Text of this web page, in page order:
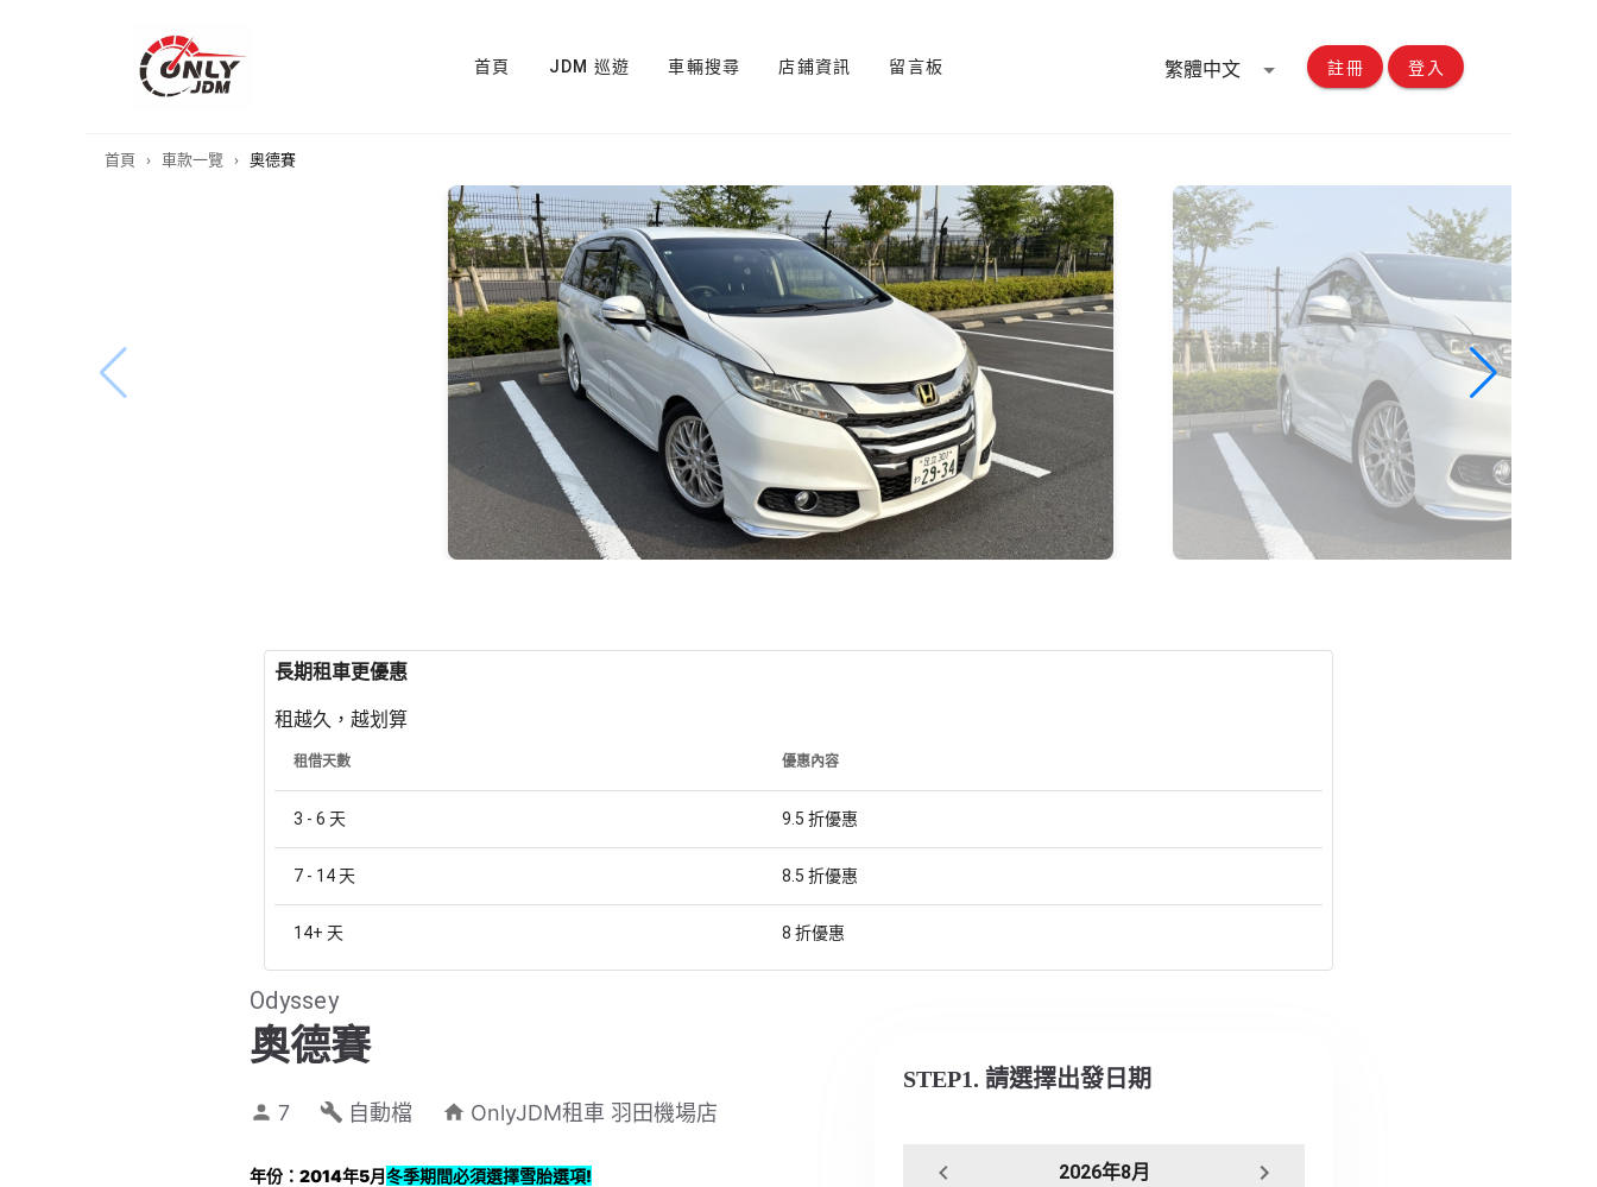
首頁 JDM 巡遊 車輛搜尋 店鋪資訊 留言板 繁體中文 註冊 登入
首頁 › 車款一覽 › 奧德賽
長期租車更優惠
租越久，越划算
租借天數 優惠內容
3 - 6 天 9.5 折優惠
7 - 14 天 8.5 折優惠
14+ 天 8 折優惠
Odyssey
奧德賽
7 自動檔 OnlyJDM租車 羽田機場店
年份：2014年5月冬季期間必須選擇雪胎選項!
STEP1. 請選擇出發日期
2026年8月